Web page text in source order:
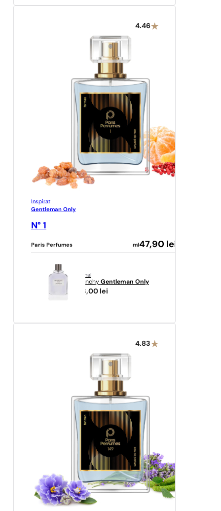
4.46
Inspirat
Gentleman Only
N° 1
Paris Perfumes ml47,90 lei
original
Givenchy Gentleman Only
543,00 lei
4.83